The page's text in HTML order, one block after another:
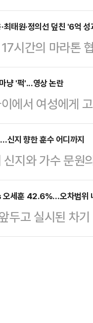
통상자원부 장
"추가 대화는
협상이 사실상
지 검토하게 될
장은 수원지법
고려하지 않는다
최태원·정의선 덮친 '6억
시간의 마라톤
업이 현실화될
밭길을 걷게 된
순이익 30% 성
10%, 상한 없는
대가 단 한번도
흙이 들어가도
냥 '퍽'...영상 논란
에서 여성에게
상이 사회관계
지시간) 뉴욕포
를 대비한 훈련'
은 샌드백을 때
는 모습 등을 보
르게 확산된 것
절…
신지 향한 훈수 어디까지
지와 가수 문원
있다.논란의 당
로 그는 신지의
에바다’, ‘주변
가지 필수템’, ‘
세훈 42.6%…오차범위
두고 실시된 차
가 44.7%, 오세